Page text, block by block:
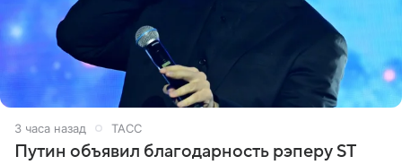
3 часа назад ТАСС
Путин объявил благодарность рэперу ST